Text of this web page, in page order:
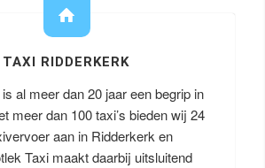
TAXI RIDDERKERK
is al meer dan 20 jaar een begrip in
meer dan 100 taxi’s bieden wij 24
aan in Ridderkerk en
Taxi maakt daarbij uitsluitend